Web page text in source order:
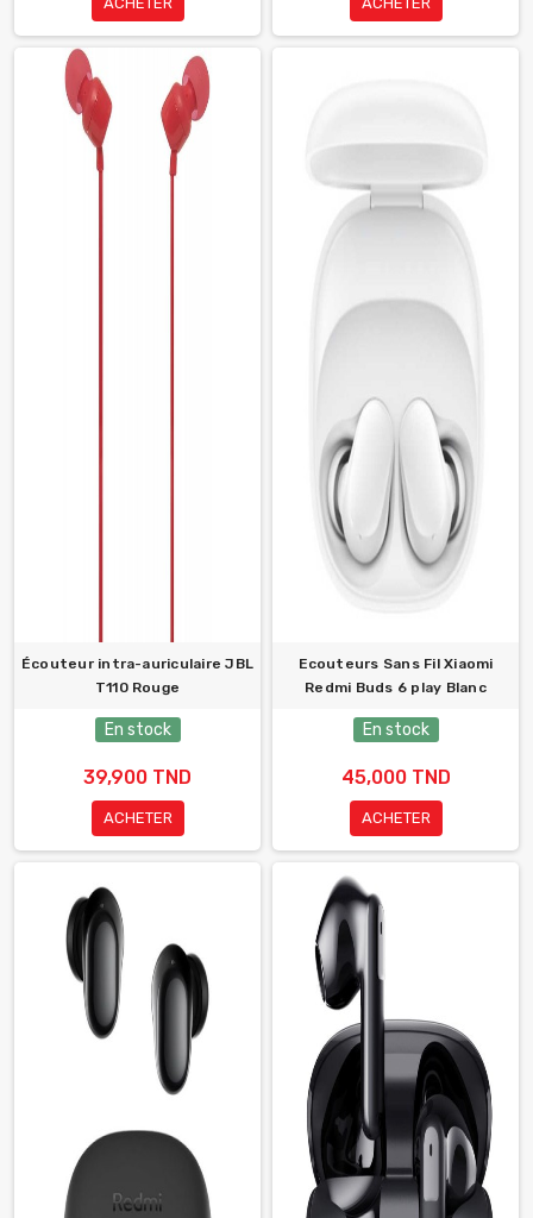
Écouteur intra-auriculaire JBL
T110 Rouge
En stock
39,900 TND
ACHETER
Ecouteurs Sans Fil Xiaomi
Redmi Buds 6 play Blanc
En stock
45,000 TND
ACHETER